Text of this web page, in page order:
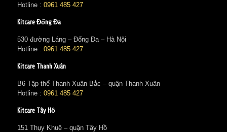
Hotline : 0961 485 427
Kitcare Đống Đa
530 đường Láng – Đống Đa – Hà Nội
Hotline : 0961 485 427
Kitcare Thanh Xuân
B6 Tập thể Thanh Xuân Bắc – quận Thanh Xuân
Hotline : 0961 485 427
Kitcare Tây Hồ
151 Thụy Khuê – quận Tây Hồ